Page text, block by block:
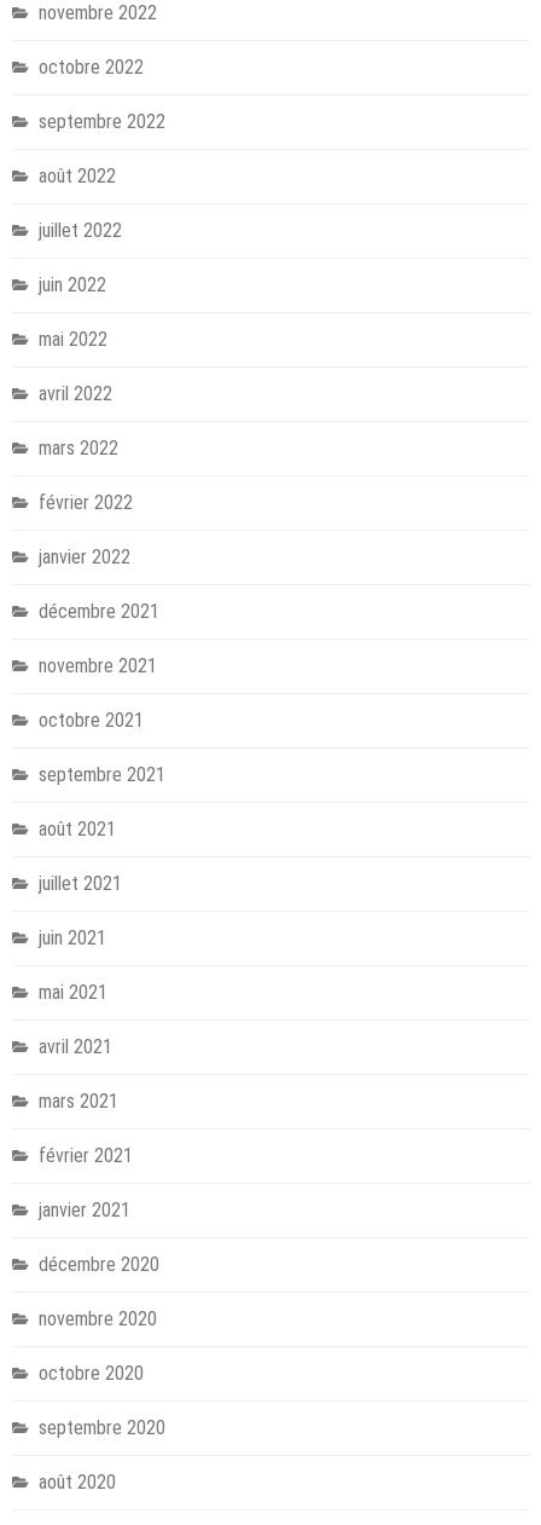
novembre 2022
octobre 2022
septembre 2022
août 2022
juillet 2022
juin 2022
mai 2022
avril 2022
mars 2022
février 2022
janvier 2022
décembre 2021
novembre 2021
octobre 2021
septembre 2021
août 2021
juillet 2021
juin 2021
mai 2021
avril 2021
mars 2021
février 2021
janvier 2021
décembre 2020
novembre 2020
octobre 2020
septembre 2020
août 2020